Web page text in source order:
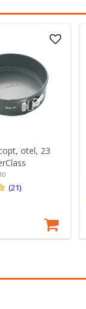
otel, 23
(21)